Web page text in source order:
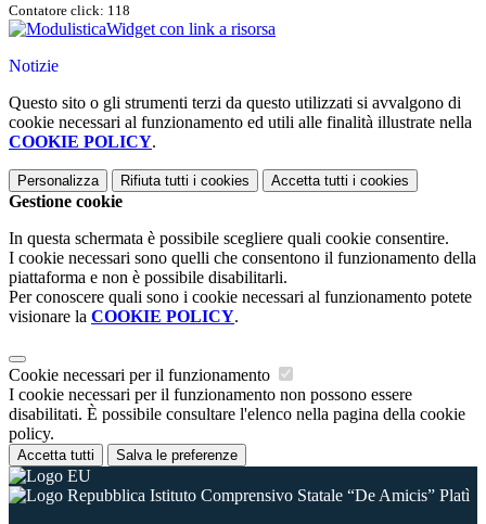
Contatore click: 118
Widget con link a risorsa
Notizie
Questo sito o gli strumenti terzi da questo utilizzati si avvalgono di
cookie necessari al funzionamento ed utili alle finalità illustrate nella
COOKIE POLICY.
Personalizza Rifiuta tutti i cookies Accetta tutti i cookies
Gestione cookie
In questa schermata è possibile scegliere quali cookie consentire.
I cookie necessari sono quelli che consentono il funzionamento della
piattaforma e non è possibile disabilitarli.
Per conoscere quali sono i cookie necessari al funzionamento potete
visionare la COOKIE POLICY.
Cookie necessari per il funzionamento
I cookie necessari per il funzionamento non possono essere
disabilitati. È possibile consultare l'elenco nella pagina della cookie
policy.
Accetta tutti Salva le preferenze
Istituto Comprensivo Statale “De Amicis” Platì